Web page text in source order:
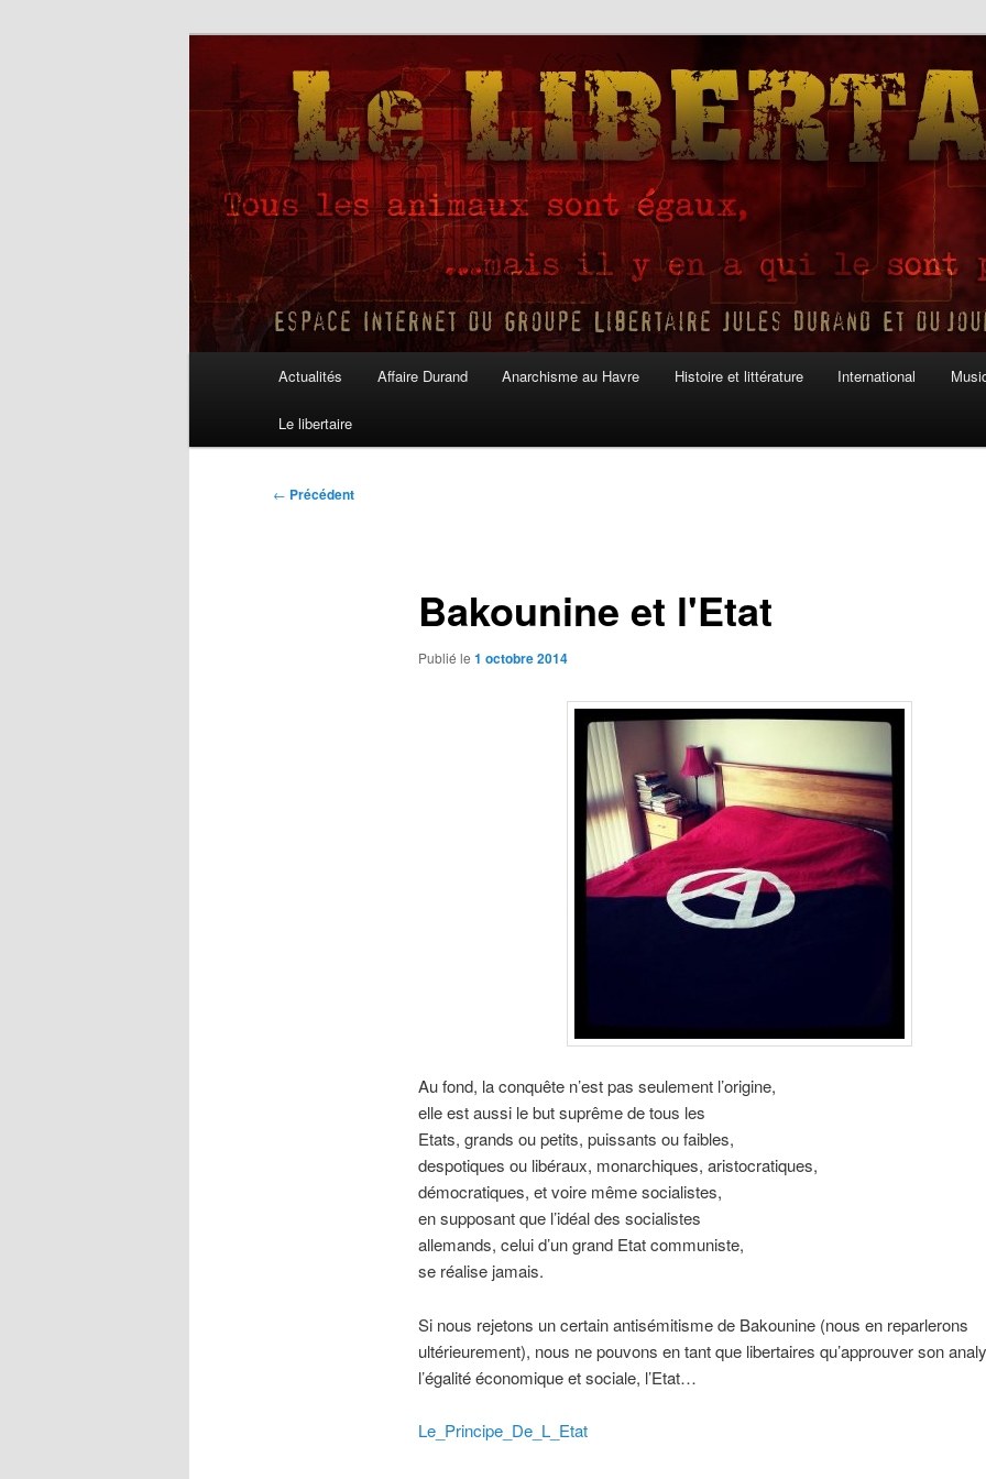
Le Libertaire
Actualités Affaire Durand Anarchisme au Havre Histoire et littérature International
Le libertaire
Navigation
← Précédent
Bakounine et l'Etat
Publié le 1 octobre 2014
Au fond, la conquête n’est pas seulement l’origine,
elle est aussi le but suprême de tous les
Etats, grands ou petits, puissants ou faibles,
despotiques ou libéraux, monarchiques, aristocratiques,
démocratiques, et voire même socialistes,
en supposant que l’idéal des socialistes
allemands, celui d’un grand Etat communiste,
se réalise jamais.
Si nous rejetons un certain antisémitisme de Bakounine (nous en reparlerons
ultérieurement), nous ne pouvons en tant que libertaires qu’approuver son
l’égalité économique et sociale, l’Etat…
Le_Principe_De_L_Etat